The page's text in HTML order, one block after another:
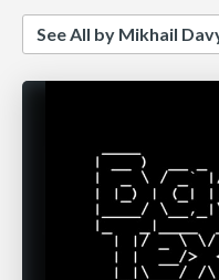
See All by Mikhail